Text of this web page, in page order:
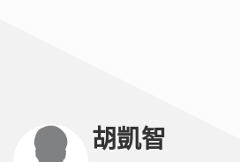
胡凱智